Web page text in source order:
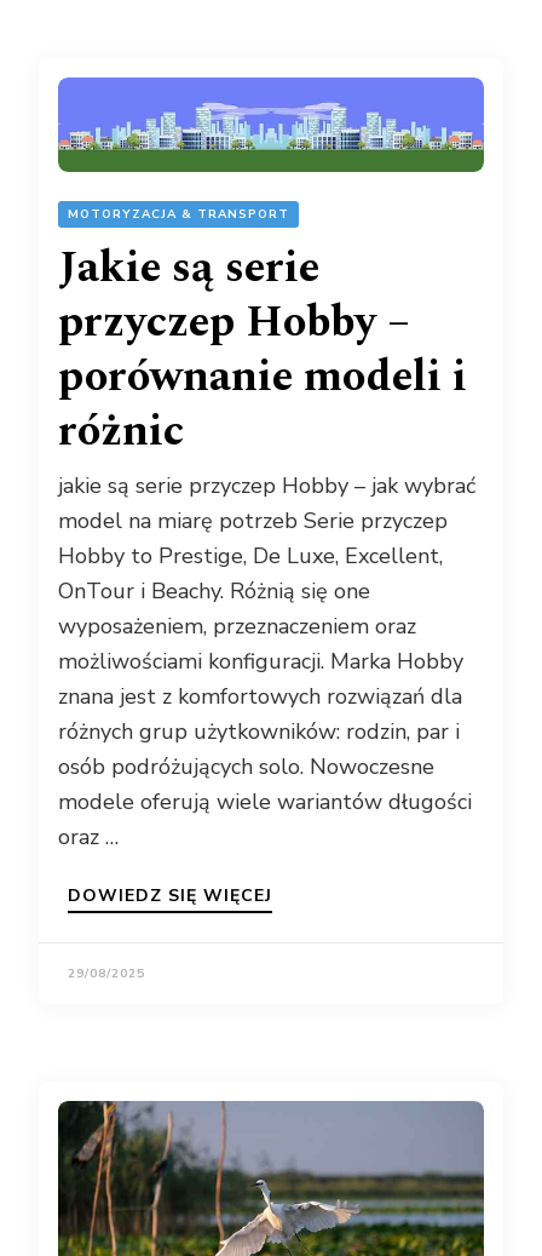
MOTORYZACJA & TRANSPORT
Jakie są serie
przyczep Hobby –
porównanie modeli i
różnic
jakie są serie przyczep Hobby – jak wybrać
model na miarę potrzeb Serie przyczep
Hobby to Prestige, De Luxe, Excellent,
OnTour i Beachy. Różnią się one
wyposażeniem, przeznaczeniem oraz
możliwościami konfiguracji. Marka Hobby
znana jest z komfortowych rozwiązań dla
różnych grup użytkowników: rodzin, par i
osób podróżujących solo. Nowoczesne
modele oferują wiele wariantów długości
oraz …
DOWIEDZ SIĘ WIĘCEJ
29/08/2025